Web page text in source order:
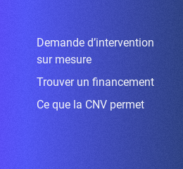
Demande d’intervention
sur mesure
Trouver un financement
Ce que la CNV permet